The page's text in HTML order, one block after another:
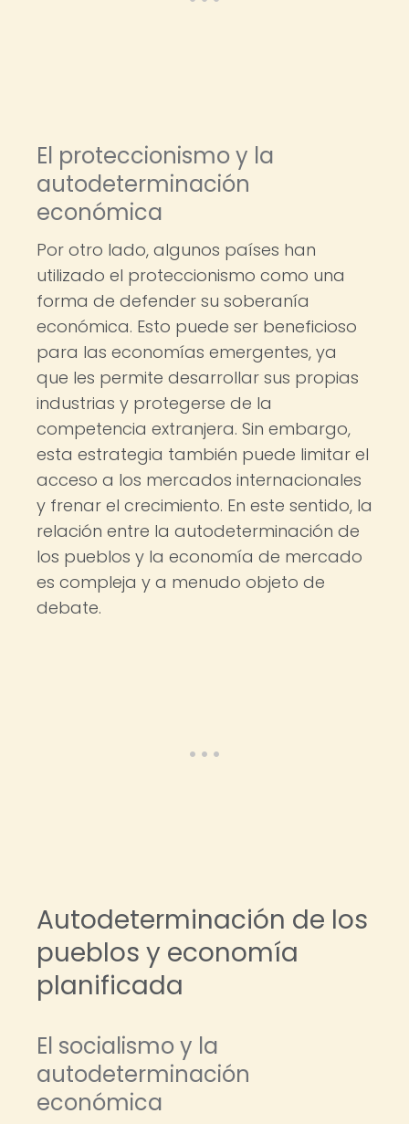
El proteccionismo y la
autodeterminación
económica
Por otro lado, algunos países han
utilizado el proteccionismo como una
forma de defender su soberanía
económica. Esto puede ser beneficioso
para las economías emergentes, ya
que les permite desarrollar sus propias
industrias y protegerse de la
competencia extranjera. Sin embargo,
esta estrategia también puede limitar el
acceso a los mercados internacionales
y frenar el crecimiento. En este sentido, la
relación entre la autodeterminación de
los pueblos y la economía de mercado
es compleja y a menudo objeto de
debate.
Autodeterminación de los
pueblos y economía
planificada
El socialismo y la
autodeterminación
económica